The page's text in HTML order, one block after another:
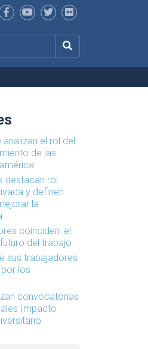
analizan el rol del
de las
destacan rol
y definen
la
coinciden: el
del trabajo
sus trabajadores
los
convocatorias
Impacto